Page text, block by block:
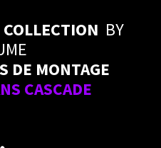
BY
DE MONTAGE
CASCADE